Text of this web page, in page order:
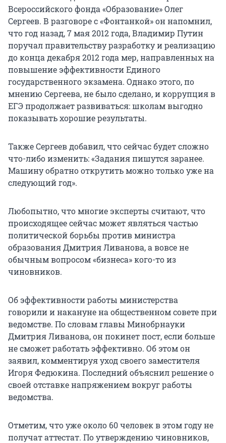
Всероссийского фонда «Образование» Олег
Сергеев. В разговоре с «Фонтанкой» он напомнил,
что год назад, 7 мая 2012 года, Владимир Путин
поручал правительству разработку и реализацию
до конца декабря 2012 года мер, направленных на
повышение эффективности Единого
государственного экзамена. Однако этого, по
мнению Сергеева, не было сделано, и коррупция в
ЕГЭ продолжает развиваться: школам выгодно
показывать хорошие результаты.
Также Сергеев добавил, что сейчас будет сложно
что-либо изменить: «Задания пишутся заранее.
Машину обратно открутить можно только уже на
следующий год».
Любопытно, что многие эксперты считают, что
происходящее сейчас может являться частью
политической борьбы против министра
образования Дмитрия Ливанова, а вовсе не
обычным вопросом «бизнеса» кого-то из
чиновников.
Об эффективности работы министерства
говорили и накануне на общественном совете при
ведомстве. По словам главы Минобрнауки
Дмитрия Ливанова, он покинет пост, если больше
не сможет работать эффективно. Об этом он
заявил, комментируя уход своего заместителя
Игоря Федюкина. Последний объяснил решение о
своей отставке напряжением вокруг работы
ведомства.
Отметим, что уже около 60 человек в этом году не
получат аттестат. По утверждению чиновников,